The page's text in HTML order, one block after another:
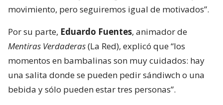
movimiento, pero seguiremos igual de motivados”.
Por su parte, Eduardo Fuentes, animador de
Mentiras Verdaderas(La Red), explicó que “los
momentos en bambalinas son muy cuidados: hay
una salita donde se pueden pedir sándiwch o una
bebida y sólo pueden estar tres personas”.